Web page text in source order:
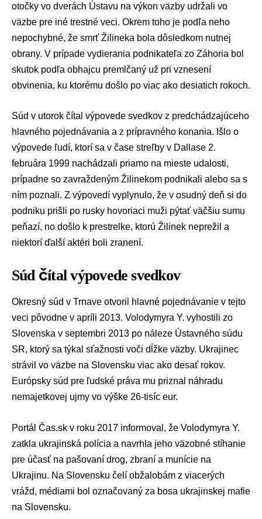
otočky vo dverách Ústavu na výkon väzby udržali vo
väzbe pre iné trestné veci. Okrem toho je podľa neho
nepochybné, že smrť Žilineka bola dôsledkom nutnej
obrany. V prípade vydierania podnikateľa zo Záhoria bol
skutok podľa obhajcu premlčaný už pri vznesení
obvinenia, ku ktorému došlo po viac ako desiatich rokoch.
Súd v utorok čítal výpovede svedkov z predchádzajúceho
hlavného pojednávania a z prípravného konania. Išlo o
výpovede ľudí, ktorí sa v čase streľby v Dallase 2.
februára 1999 nachádzali priamo na mieste udalosti,
prípadne so zavraždeným Žilinekom podnikali alebo sa s
ním poznali. Z výpovedí vyplynulo, že v osudný deň si do
podniku prišli po rusky hovoriaci muži pýtať väčšiu sumu
peňazí, no došlo k prestrelke, ktorú Žilinek neprežil a
niektorí ďalší aktéri boli zranení.
Súd čítal výpovede svedkov
Okresný súd v Trnave otvoril hlavné pojednávanie v tejto
veci pôvodne v apríli 2013. Volodymyra Y. vyhostili zo
Slovenska v septembri 2013 po náleze Ústavného súdu
SR, ktorý sa týkal sťažnosti voči dĺžke väzby. Ukrajinec
strávil vo väzbe na Slovensku viac ako desať rokov.
Európsky súd pre ľudské práva mu priznal náhradu
nemajetkovej ujmy vo výške 26-tisíc eur.
Portál Čas.sk v roku 2017 informoval, že Volodymyra Y.
zatkla ukrajinská polícia a navrhla jeho väzobné stíhanie
pre účasť na pašovaní drog, zbraní a munície na
Ukrajinu. Na Slovensku čelí obžalobám z viacerých
vrážd, médiami bol označovaný za bosa ukrajinskej mafie
na Slovensku.